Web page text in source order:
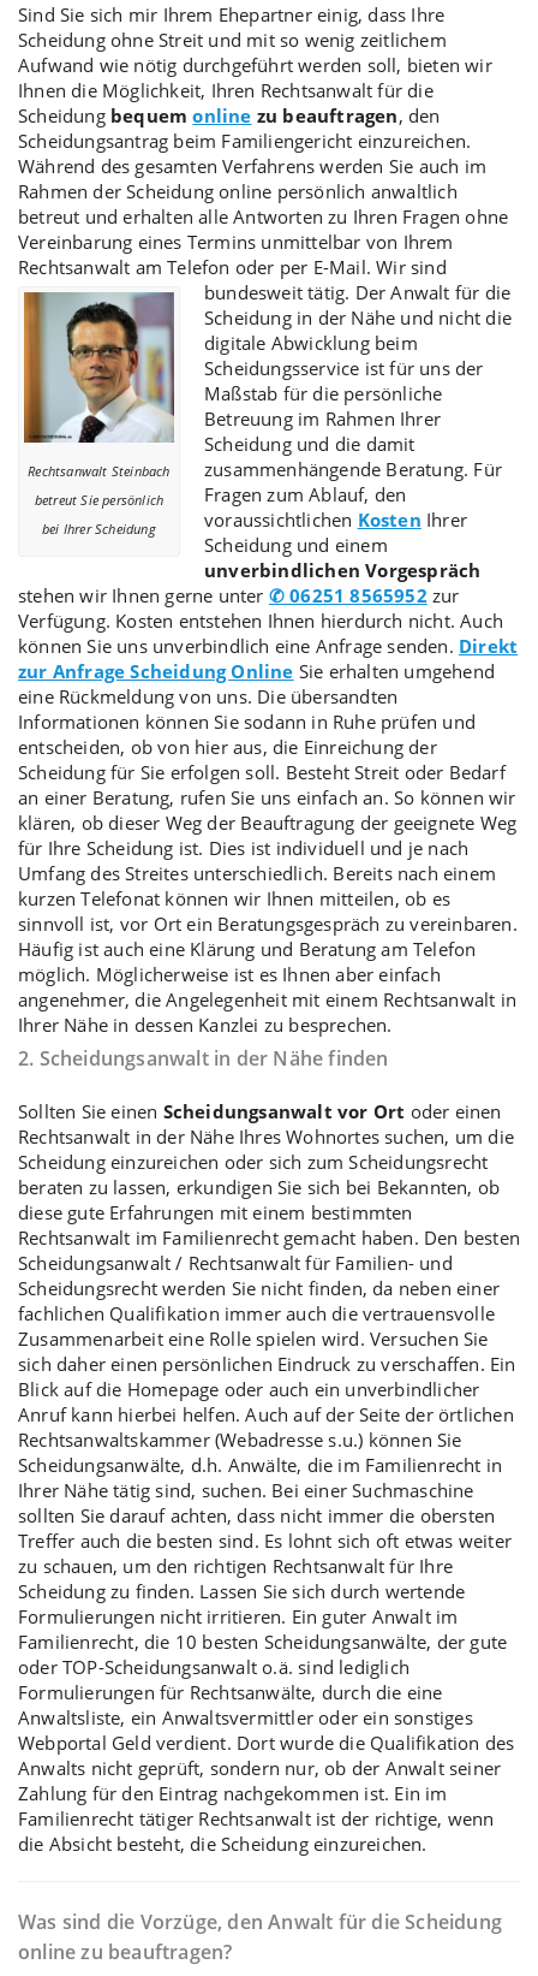
Sind Sie sich mir Ihrem Ehepartner einig, dass Ihre
Scheidung ohne Streit und mit so wenig zeitlichem
Aufwand wie nötig durchgeführt werden soll, bieten wir
Ihnen die Möglichkeit, Ihren Rechtsanwalt für die
Scheidung bequemonline zu beauftragen, den
Scheidungsantrag beim Familiengericht einzureichen.
Während des gesamten Verfahrens werden Sie auch im
Rahmen derScheidung online persönlich anwaltlich
betreut und erhalten alle Antworten zu Ihren Fragen ohne
Vereinbarung eines Termins unmittelbar von Ihrem
Rechtsanwalt am Telefon oder per E-Mail. Wir sind
bundesweit tätig.
Rechtsanwalt Steinbach
betreut Sie persönlich
bei Ihrer Scheidung
Der Anwalt für die
Scheidung in der Nähe und nicht die
digitale Abwicklung beim
Scheidungsservice ist für uns der
Maßstab für die persönliche
Betreuung im Rahmen Ihrer
Scheidung und die damit
zusammenhängende Beratung. Für
Fragen zum Ablauf, den
voraussichtlichen Kosten Ihrer
Scheidung und einem
unverbindlichen Vorgespräch
stehen wir Ihnen gerne unter ✆ 06251 8565952 zur
Verfügung. Kosten entstehen Ihnen hierdurch nicht. Auch
können Sie uns unverbindlich eine Anfrage senden. Direkt
zur Anfrage Scheidung Online Sie erhalten umgehend
eine Rückmeldung von uns. Die übersandten
Informationen können Sie sodann in Ruhe prüfen und
entscheiden, ob von hier aus, die Einreichung der
Scheidung für Sie erfolgen soll. Besteht Streit oder Bedarf
an einer Beratung, rufen Sie uns einfach an. So können wir
klären, ob dieser Weg der Beauftragung der geeignete Weg
für Ihre Scheidung ist. Dies ist individuell und je nach
Umfang des Streites unterschiedlich. Bereits nach einem
kurzen Telefonat können wir Ihnen mitteilen, ob es
sinnvoll ist, vor Ort ein Beratungsgespräch zu vereinbaren.
Häufig ist auch eine Klärung und Beratung am Telefon
möglich. Möglicherweise ist es Ihnen aber einfach
angenehmer, die Angelegenheit mit einem Rechtsanwalt in
Ihrer Nähe in dessen Kanzlei zu besprechen.
2. Scheidungsanwalt in der Nähe finden
Sollten Sie einen Scheidungsanwalt vor Ort oder einen
Rechtsanwalt in der Nähe Ihres Wohnortes suchen, um die
Scheidung einzureichen oder sich zum Scheidungsrecht
beraten zu lassen, erkundigen Sie sich bei Bekannten, ob
diese gute Erfahrungen mit einem bestimmten
Rechtsanwalt im Familienrecht gemacht haben. Den besten
Scheidungsanwalt / Rechtsanwalt für Familien- und
Scheidungsrecht werden Sie nicht finden, da neben einer
fachlichen Qualifikation immer auch die vertrauensvolle
Zusammenarbeit eine Rolle spielen wird. Versuchen Sie
sich daher einen persönlichen Eindruck zu verschaffen. Ein
Blick auf die Homepage oder auch ein unverbindlicher
Anruf kann hierbei helfen. Auch auf der Seite der örtlichen
Rechtsanwaltskammer (Webadresse s.u.) können Sie
Scheidungsanwälte, d.h. Anwälte, die im Familienrecht in
Ihrer Nähe tätig sind, suchen. Bei einer Suchmaschine
sollten Sie darauf achten, dass nicht immer die obersten
Treffer auch die besten sind. Es lohnt sich oft etwas weiter
zu schauen, um den richtigen Rechtsanwalt für Ihre
Scheidung zu finden. Lassen Sie sich durch wertende
Formulierungen nicht irritieren. Ein guter Anwalt im
Familienrecht, die 10 besten Scheidungsanwälte, der gute
oder TOP-Scheidungsanwalt o.ä. sind lediglich
Formulierungen für Rechtsanwälte, durch die eine
Anwaltsliste, ein Anwaltsvermittler oder ein sonstiges
Webportal Geld verdient. Dort wurde die Qualifikation des
Anwalts nicht geprüft, sondern nur, ob der Anwalt seiner
Zahlung für den Eintrag nachgekommen ist. Ein im
Familienrecht tätiger Rechtsanwaltist der richtige, wenn
die Absicht besteht, die Scheidung einzureichen.
Was sind die Vorzüge, den Anwalt für die Scheidung
online zu beauftragen?